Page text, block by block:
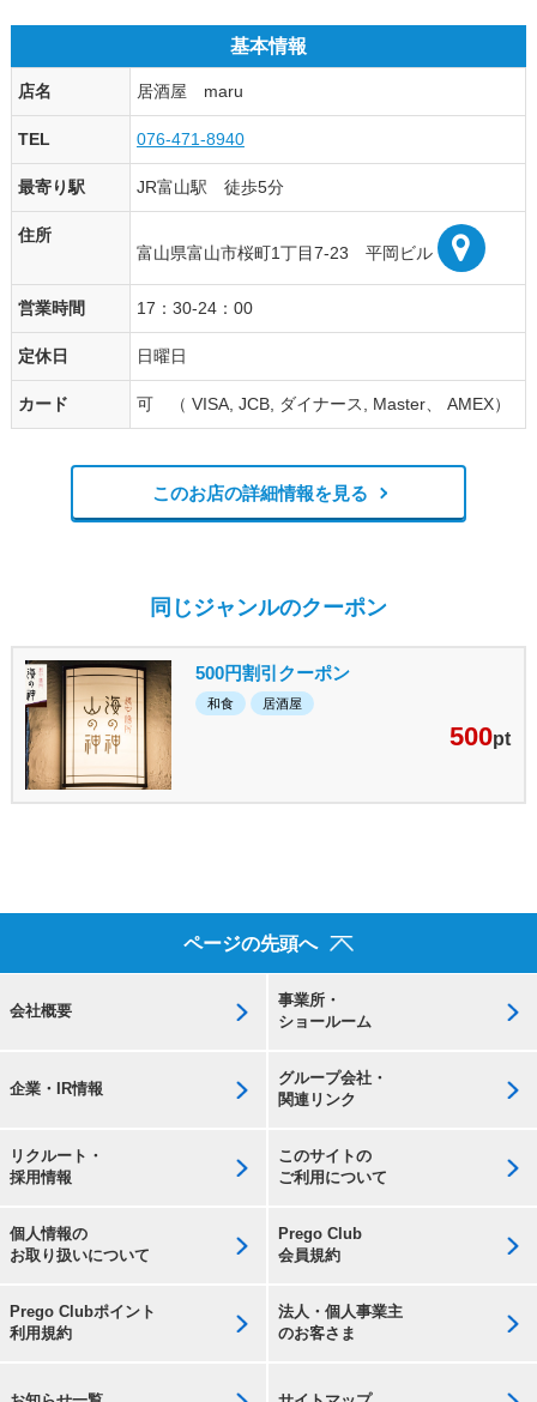
基本情報
店名 居酒屋 maru
TEL 076-471-8940
最寄り駅 JR富山駅 徒歩5分
住所
富山県富山市桜町1丁目7-23 平岡ビル
営業時間 17：30-24：00
定休日 日曜日
カード 可 （ VISA, JCB, ダイナース, Master、 AMEX）
このお店の詳細情報を見る
同じジャンルのクーポン
500円割引クーポン
和食 居酒屋
500pt
ページの先頭へ
会社概要
事業所・
ショールーム
企業・IR情報
グループ会社・
関連リンク
リクルート・
採用情報
このサイトの
ご利用について
個人情報の
お取り扱いについて
Prego Club
会員規約
Prego Clubポイント
利用規約
法人・個人事業主
のお客さま